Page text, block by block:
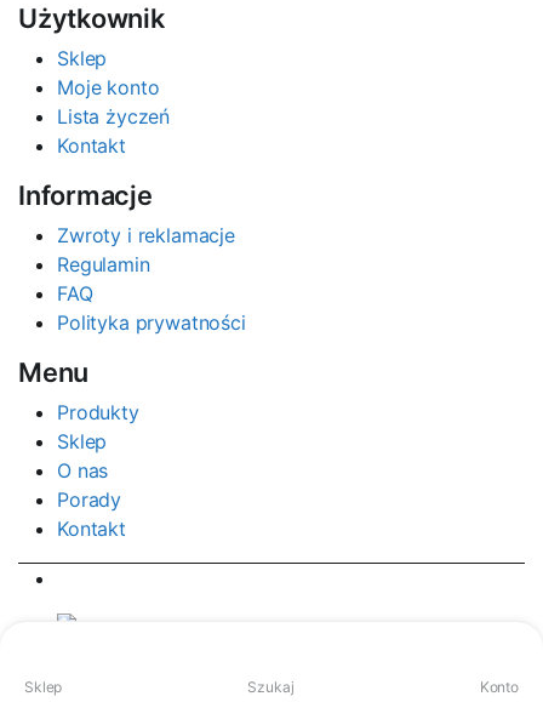
Użytkownik
Sklep
Moje konto
Lista życzeń
Kontakt
Informacje
Zwroty i reklamacje
Regulamin
FAQ
Polityka prywatności
Menu
Produkty
Sklep
O nas
Porady
Kontakt
Copyright 2025.KlbTheme . All rights reserved
Sklep Szukaj Konto